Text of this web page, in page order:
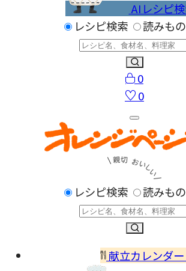
AIレシピ
レシピ検索
読みも
0
0
レシピ検索 読みも
献立カレンダー